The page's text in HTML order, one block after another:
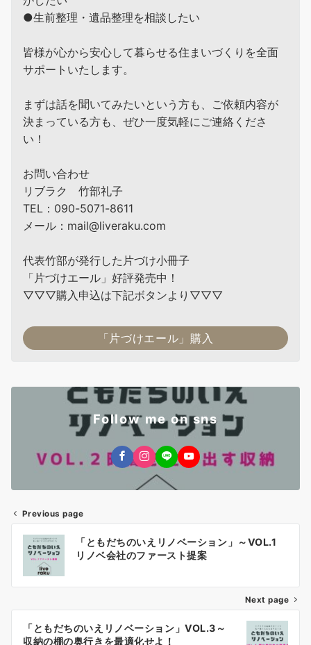
●生前整理・遺品整理を相談したい
皆様が心から安心して暮らせる住まいづくりを全面
サポートいたします。
まずは話を聞いてみたいという方も、ご依頼内容が
決まっている方も、ぜひ一度気軽にご連絡くださ
い！
お問い合わせ
リブラク 竹部礼子
TEL：090-5071-8611
メール：mail@liveraku.com
代表竹部が発行した片づけ小冊子
「片づけエール」好評発売中！
▽▽▽購入申込は下記ボタンより▽▽▽
「片づけエール」購入
Follow me on sns
投
ナ
Previous page
「ともだちのいえリノベーション」～VOL.1
リノベ会社のファースト提案
Next page
「ともだちのいえリノベーション」VOL.3～
収納の棚の奥行きを最適化せよ！